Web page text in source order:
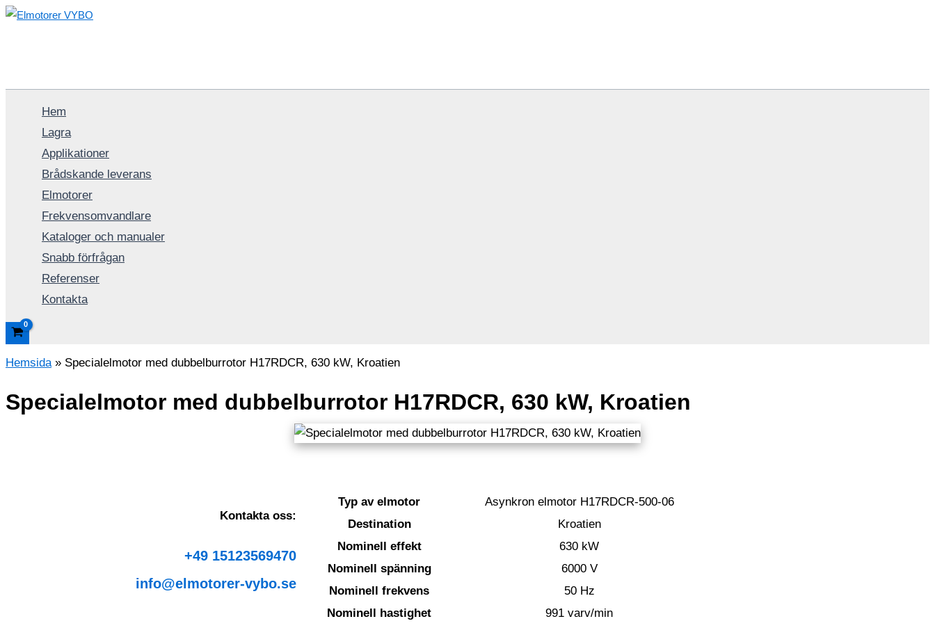
Hoppa
Hem
Lagra
Applikationer
Brådskande leverans
Elmotorer
Frekvensomvandlare
Kataloger och manualer
Snabb förfrågan
Referenser
Kontakta
Hemsida» Specialelmotor med dubbelburrotor H17RDCR, 630 kW, Kroatien
Specialelmotor med dubbelburrotor H17RDCR, 630 kW, Kroatien
Kontakta oss:
+49 15123569470
info@elmotorer-vybo.se
Typ av elmotor
Asynkron elmotor H17RDCR-500-06
Destination
Kroatien
Nominell effekt
630 kW
Nominell spänning
6000 V
Nominell frekvens
50 Hz
Nominell hastighet
991 varv/min